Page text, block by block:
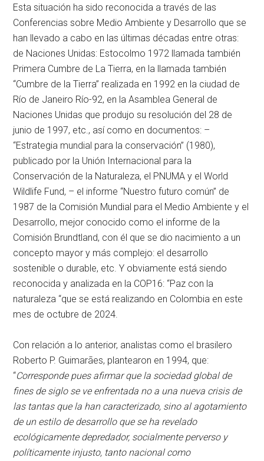
Esta situación ha sido reconocida a través de las
Conferencias sobre Medio Ambiente y Desarrollo que se
han llevado a cabo en las últimas décadas entre otras:
de Naciones Unidas: Estocolmo 1972 llamada también
Primera Cumbre de La Tierra, en la llamada también
“Cumbre de la Tierra” realizada en 1992 en la ciudad de
Río de Janeiro Río-92, en la Asamblea General de
Naciones Unidas que produjo su resolución del 28 de
junio de 1997, etc., así como en documentos: –
“Estrategia mundial para la conservación” (1980),
publicado por la Unión Internacional para la
Conservación de la Naturaleza, el PNUMA y el World
Wildlife Fund, – el informe “Nuestro futuro común” de
1987 de la Comisión Mundial para el Medio Ambiente y el
Desarrollo, mejor conocido como el informe de la
Comisión Brundtland, con él que se dio nacimiento a un
concepto mayor y más complejo: el desarrollo
sostenible o durable, etc. Y obviamente está siendo
reconocida y analizada en la COP16: “Paz con la
naturaleza “que se está realizando en Colombia en este
mes de octubre de 2024.
Con relación a lo anterior, analistas como el brasilero
Roberto P. Guimarães, plantearon en 1994, que:
“Corresponde pues afirmar que la sociedad global de
fines de siglo se ve enfrentada no a una nueva crisis de
las tantas que la han caracterizado, sino al agotamiento
de un estilo de desarrollo que se ha revelado
ecológicamente depredador, socialmente perverso y
políticamente injusto, tanto nacional como